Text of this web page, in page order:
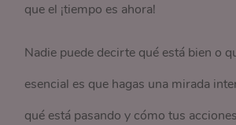
que el ¡tiempo es ahora!
Nadie puede decirte qué está bien o
esencial es que hagas una mirada
qué está pasando y cómo tus